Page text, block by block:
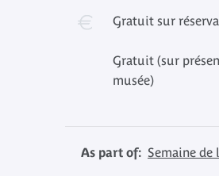
Gratuit sur
Gratuit (sur
musée)
As part of: Semaine